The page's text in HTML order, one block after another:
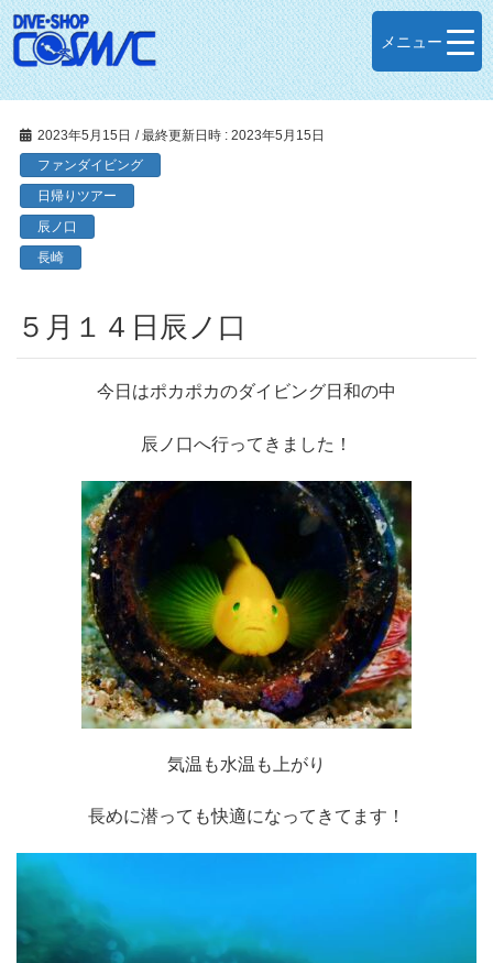
メニュー
2023年5月15日 / 最終更新日時 : 2023年5月15日
ファンダイビング
日帰りツアー
辰ノ口
長崎
５月１４日辰ノ口
今日はポカポカのダイビング日和の中
辰ノ口へ行ってきました！
気温も水温も上がり
長めに潜っても快適になってきてます！
動
レ